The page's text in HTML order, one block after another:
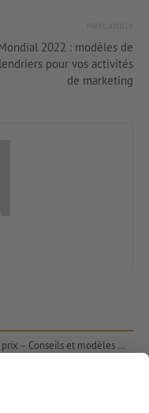
2022 : modèles de
pour vos activités
de marketing
Annoncer une augmentation de prix – Conseils et modèles de textes